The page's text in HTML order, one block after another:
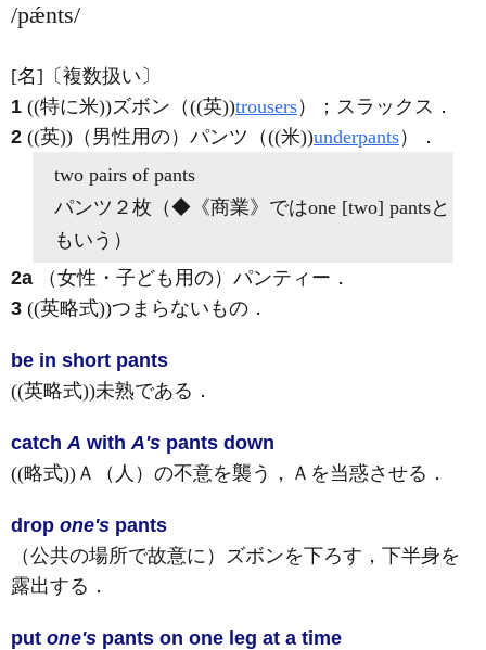
/pǽnts/
[名] 〔複数扱い〕
1 ((特に米))ズボン（((英))trousers）；スラックス ．
2 ((英))（男性用の）パンツ（((米))underpants）
．
two pairs of pants
パンツ２枚（◆ 《商業》 ではone [two] pantsと
もいう）
2a （女性・子ども用の）パンティー ．
3 ((英略式))つまらないもの ．
be in short pants
((英略式))未熟である ．
catch A with A's pants down
((略式))Ａ（人）の不意を襲う，Ａを当惑させる ．
drop one's pants
（公共の場所で故意に）ズボンを下ろす，下半身を
露出する ．
put one's pants on one leg at a time